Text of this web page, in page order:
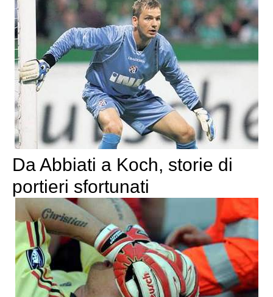
Da Abbiati a Koch, storie di
portieri sfortunati